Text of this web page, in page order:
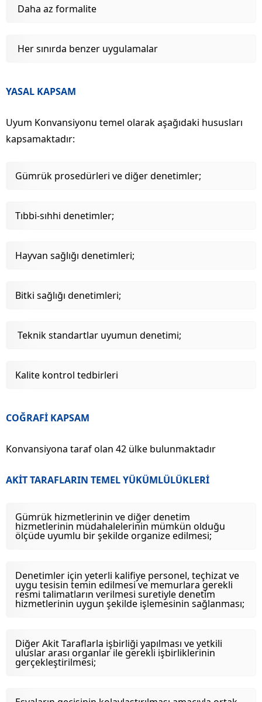
Daha az formalite
Her sınırda benzer uygulamalar
YASAL KAPSAM
Uyum Konvansiyonu temel olarak aşağıdaki hususları
kapsamaktadır:
Gümrük prosedürleri ve diğer denetimler;
Tıbbi-sıhhi denetimler;
Hayvan sağlığı denetimleri;
Bitki sağlığı denetimleri;
Teknik standartlar uyumun denetimi;
Kalite kontrol tedbirleri
COĞRAFİ KAPSAM
Konvansiyona taraf olan 42 ülke bulunmaktadır
AKİT TARAFLARIN TEMEL YÜKÜMLÜLÜKLERİ
Gümrük hizmetlerinin ve diğer denetim
hizmetlerinin müdahalelerinin mümkün olduğu
ölçüde uyumlu bir şekilde organize edilmesi;
Denetimler için yeterli kalifiye personel, teçhizat ve
uygu tesisin temin edilmesi ve memurlara gerekli
resmi talimatların verilmesi suretiyle denetim
hizmetlerinin uygun şekilde işlemesinin sağlanması;
Diğer Akit Taraflarla işbirliği yapılması ve yetkili
uluslar arası organlar ile gerekli işbirliklerinin
gerçekleştirilmesi;